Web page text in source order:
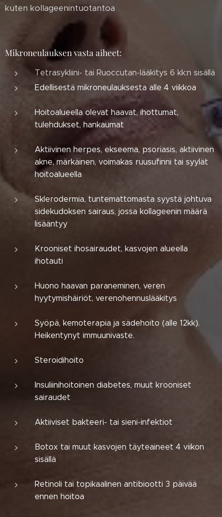
kuten kollageenintuotantoa
Mikroneulauksen vasta aiheet:
Tetrasykliini- tai Ruoccutan-lääkitys 6 kk:n sisällä
Edellisestä mikroneulauksesta alle 4 viikkoa
Hoitoalueella olevat haavat, ihottumat,
tulehdukset, hankaumat
Aktiivinen herpes, ekseema, psoriasis, aktiivinen
akne, märkäinen, voimakas ruusufinni tai syylät
hoitoalueella
Sklerodermia, tuntemattomasta syystä johtuva
sidekudoksen sairaus, jossa kollageenin määrä
lisääntyy
Krooniset ihosairaudet, kasvojen alueella
ihotauti
Huono haavan paraneminen, veren
hyytymishäiriöt, verenohennuslääkitys
Syöpä, kemoterapia ja sädehoito (alle 12kk).
Heikentynyt immuunivaste.
Steroidihoito
Insuliinihoitoinen diabetes, muut krooniset
sairaudet
Aktiiviset bakteeri- tai sieni-infektiot
Botox tai muut kasvojen täyteaineet 4 viikon
sisällä
Retinoli tai topikaalinen antibiootti 3 päivää
ennen hoitoa